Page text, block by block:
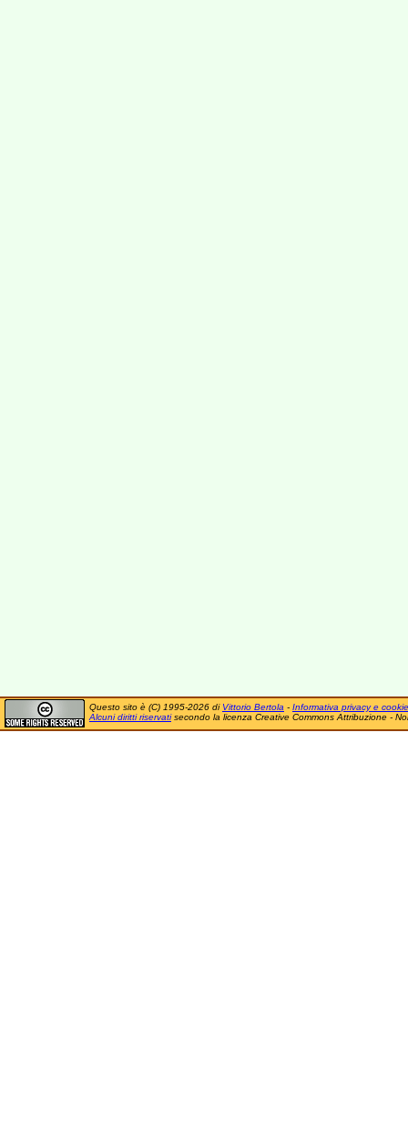
Questo sito è (C) 1995-2026 di Vittorio Bertola - Informativa privacy e cookie
Alcuni diritti riservatisecondo la licenza Creative Commons Attribuzione -